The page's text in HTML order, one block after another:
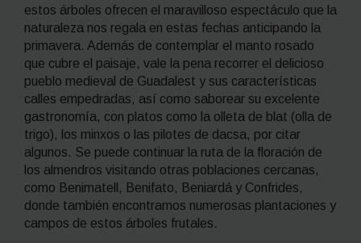
estos árboles ofrecen el maravilloso espectáculo que la
naturaleza nos regala en estas fechas anticipando la
primavera. Además de contemplar el manto rosado
que cubre el paisaje, vale la pena recorrer el delicioso
pueblo medieval de Guadalest y sus características
calles empedradas, así como saborear su excelente
gastronomía, con platos como la olleta de blat (olla de
trigo), los minxos o las pilotes de dacsa, por citar
algunos. Se puede continuar la ruta de la floración de
los almendros visitando otras poblaciones cercanas,
como Benimatell, Benifato, Beniardá y Confrides,
donde también encontramos numerosas plantaciones y
campos de estos árboles frutales.